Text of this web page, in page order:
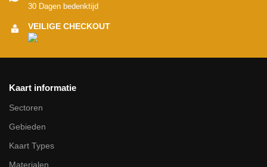
30 Dagen bedenktijd
VEILIGE CHECKOUT
Kaart informatie
Sectoren
Gebieden
Kaart Types
Materialen